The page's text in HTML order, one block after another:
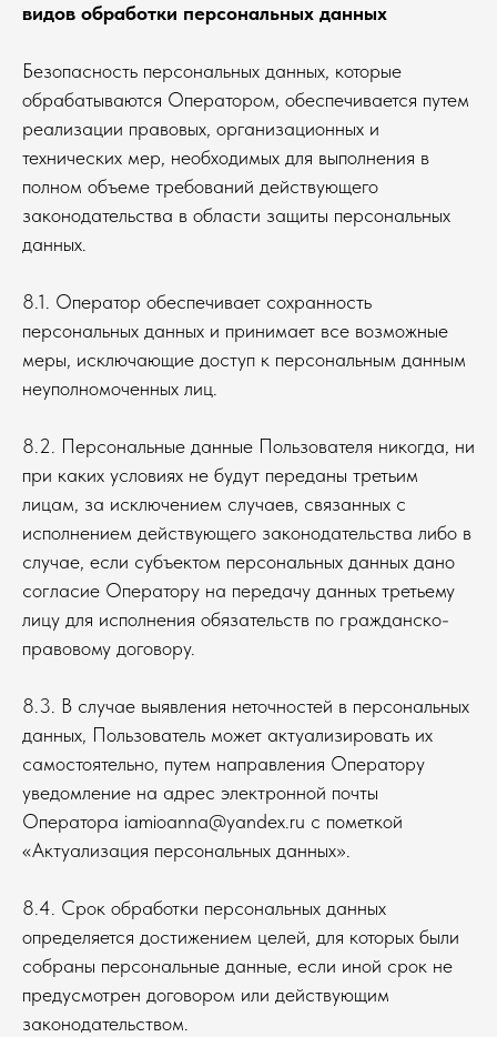
видов обработки персональных данных
Безопасность персональных данных, которые
обрабатываются Оператором, обеспечивается путем
реализации правовых, организационных и
технических мер, необходимых для выполнения в
полном объеме требований действующего
законодательства в области защиты персональных
данных.
8.1. Оператор обеспечивает сохранность
персональных данных и принимает все возможные
меры, исключающие доступ к персональным данным
неуполномоченных лиц.
8.2. Персональные данные Пользователя никогда, ни
при каких условиях не будут переданы третьим
лицам, за исключением случаев, связанных с
исполнением действующего законодательства либо в
случае, если субъектом персональных данных дано
согласие Оператору на передачу данных третьему
лицу для исполнения обязательств по гражданско-
правовому договору.
8.3. В случае выявления неточностей в персональных
данных, Пользователь может актуализировать их
самостоятельно, путем направления Оператору
уведомление на адрес электронной почты
Оператора iamioanna@yandex.ru с пометкой
«Актуализация персональных данных».
8.4. Срок обработки персональных данных
определяется достижением целей, для которых были
собраны персональные данные, если иной срок не
предусмотрен договором или действующим
законодательством.